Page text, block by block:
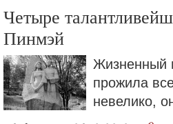
Четыре
Пинмэй
Жизненный
прожила
невелико,